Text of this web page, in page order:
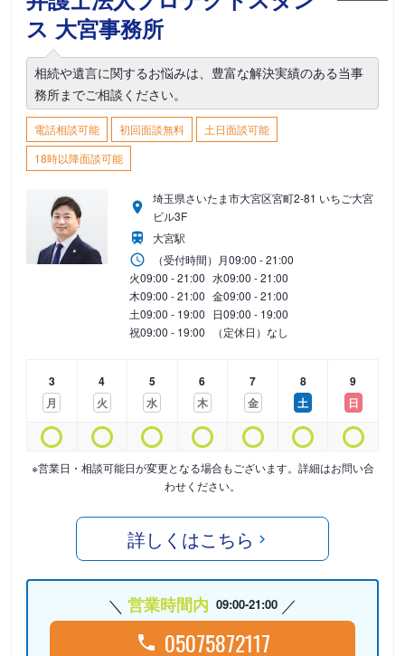
ス 大宮事務所
相続や遺言に関するお悩みは、豊富な解決実績のある当事
務所までご相談ください。
電話相談可能 初回面談無料
土日面談可能
18時以降面談可能
埼玉県さいたま市大宮区宮町2-81 いちご大宮
ビル3F
大宮駅
（受付時間） 月09:00 - 21:00
火09:00 - 21:00 水09:00 - 21:00
木09:00 - 21:00 金09:00 - 21:00
土09:00 - 19:00 日09:00 - 19:00
祝09:00 - 19:00 （定休日）なし
3
月
4
火
5
水
6
木
7
金
8
土
9
日
※営業日・相談可能日が変更となる場合もございます。詳細はお問い合
わせください。
詳しくはこちら
営業時間内 09:00-21:00
05075872117